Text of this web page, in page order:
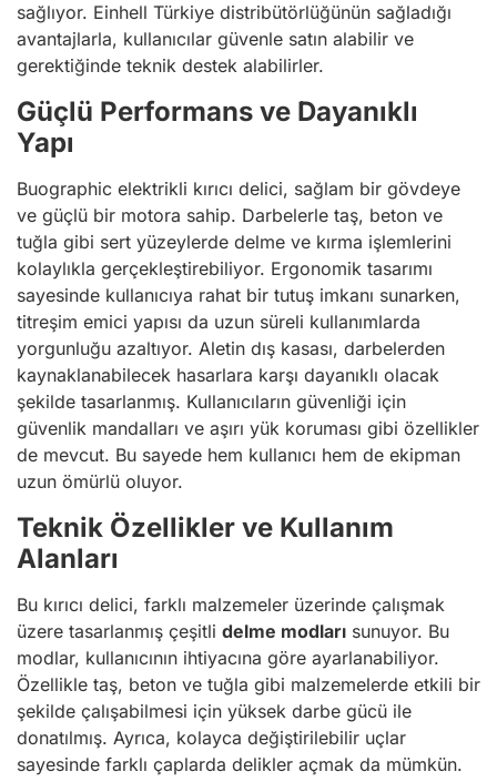
sağlıyor. Einhell Türkiye distribütörlüğünün sağladığı
avantajlarla, kullanıcılar güvenle satın alabilir ve
gerektiğinde teknik destek alabilirler.
Güçlü Performans ve Dayanıklı
Yapı
Buographic elektrikli kırıcı delici, sağlam bir gövdeye
ve güçlü bir motora sahip. Darbelerle taş, beton ve
tuğla gibi sert yüzeylerde delme ve kırma işlemlerini
kolaylıkla gerçekleştirebiliyor. Ergonomik tasarımı
sayesinde kullanıcıya rahat bir tutuş imkanı sunarken,
titreşim emici yapısı da uzun süreli kullanımlarda
yorgunluğu azaltıyor. Aletin dış kasası, darbelerden
kaynaklanabilecek hasarlara karşı dayanıklı olacak
şekilde tasarlanmış. Kullanıcıların güvenliği için
güvenlik mandalları ve aşırı yük koruması gibi özellikler
de mevcut. Bu sayede hem kullanıcı hem de ekipman
uzun ömürlü oluyor.
Teknik Özellikler ve Kullanım
Alanları
Bu kırıcı delici, farklı malzemeler üzerinde çalışmak
üzere tasarlanmış çeşitli delme modları sunuyor. Bu
modlar, kullanıcının ihtiyacına göre ayarlanabiliyor.
Özellikle taş, beton ve tuğla gibi malzemelerde etkili bir
şekilde çalışabilmesi için yüksek darbe gücü ile
donatılmış. Ayrıca, kolayca değiştirilebilir uçlar
sayesinde farklı çaplarda delikler açmak da mümkün.